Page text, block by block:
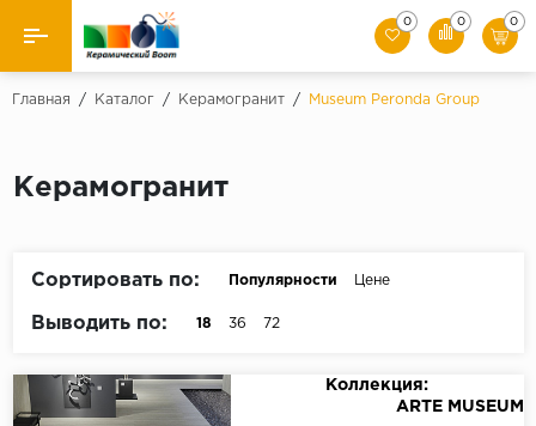
Назад
Керамическая плитка
Клинкер
0 0 0
Главная / Каталог / Керамогранит / Museum Peronda Group
Керамогранит
Сортировать по: Популярности Цене
Выводить по: 18 36 72
Коллекция:
ARTE MUSEUM